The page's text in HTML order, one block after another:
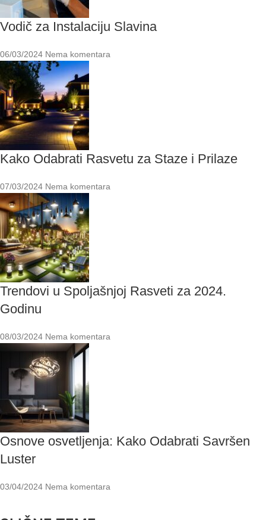
Vodič za Instalaciju Slavina
06/03/2024 Nema komentara
Kako Odabrati Rasvetu za Staze i Prilaze
07/03/2024 Nema komentara
Trendovi u Spoljašnjoj Rasveti za 2024.
Godinu
08/03/2024 Nema komentara
Osnove osvetljenja: Kako Odabrati Savršen
Luster
03/04/2024 Nema komentara